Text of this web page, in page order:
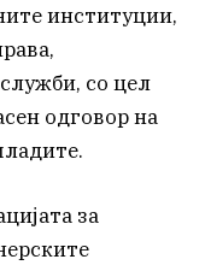
институции,
со цел
одговор на
за